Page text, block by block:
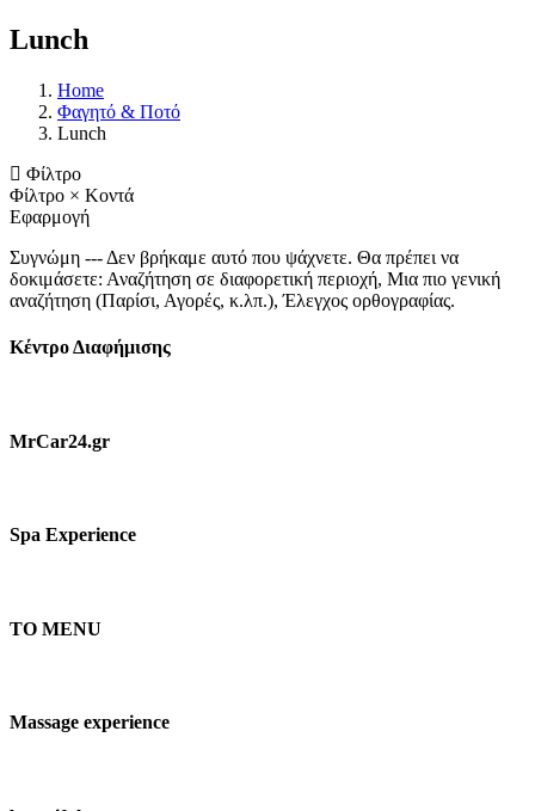
Lunch
Home
Φαγητό & Ποτό
Lunch
Φίλτρο
Φίλτρο × Κοντά
Εφαρμογή
Συγνώμη --- Δεν βρήκαμε αυτό που ψάχνετε. Θα πρέπει να
δοκιμάσετε: Αναζήτηση σε διαφορετική περιοχή, Μια πιο γενική
αναζήτηση (Παρίσι, Αγορές, κ.λπ.), Έλεγχος ορθογραφίας.
Κέντρο Διαφήμισης
MrCar24.gr
Spa Experience
TO MENU
Massage experience